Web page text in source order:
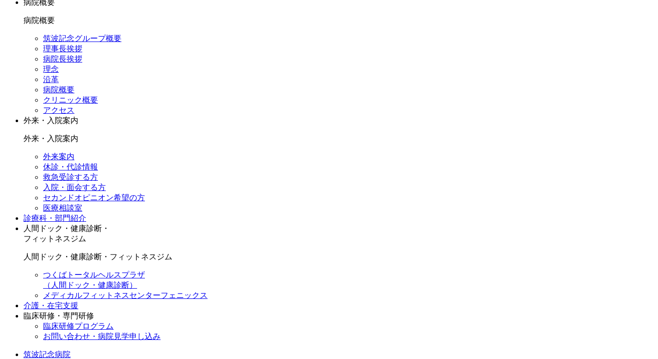
病院概要
病院概要
筑波記念グループ概要
理事長挨拶
病院長挨拶
理念
沿革
病院概要
クリニック概要
アクセス
外来・入院案内
外来・入院案内
外来案内
休診・代診情報
救急受診する方
入院・面会する方
セカンドオピニオン希望の方
医療相談室
診療科・部門紹介
人間ドック・健康診断・
フィットネスジム
人間ドック・健康診断・フィットネスジム
つくばトータルヘルスプラザ
（人間ドック・健康診断）
メディカルフィットネスセンターフェニックス
介護・在宅支援
臨床研修・専門研修
臨床研修プログラム
お問い合わせ・病院見学申し込み
筑波記念病院